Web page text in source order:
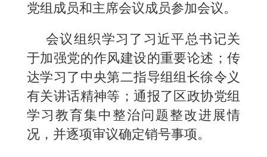
党组成员和主席会议成员参加会议。
会议组织学习了习近平总书记关
于加强党的作风建设的重要论述；传
达学习了中央第二指导组组长徐令义
有关讲话精神等；通报了区政协党组
学习教育集中整治问题整改进展情
况，并逐项审议确定销号事项。